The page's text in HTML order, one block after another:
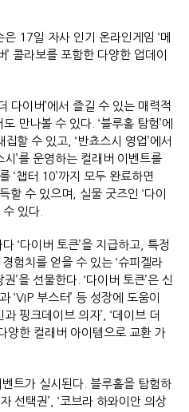
17일 자사 인기 온라인게임 ‘메
’ 콜라보를 포함한 다양한 업데이
다이버’에서 즐길 수 있는 매력적
만나볼 수 있다. ‘블루홀 탐험’에
할 수 있고, ‘반쵸스시 영업’에서
’를 운영하는 컬래버 이벤트를
‘챕터 10’까지 모두 완료하면
할 수 있으며, 실물 굿즈인 ‘다이
있다.
‘다이버 토큰’을 지급하고, 특정
험치를 얻을 수 있는 ‘슈피겔라
’을 선물한다. ‘다이버 토큰’은 신
‘VIP 부스터’ 등 성장에 도움이
핑크데이브 의자’, ‘데이브 더
양한 컬래버 아이템으로 교환 가
벤트가 실시된다. 블루홀을 탐험하
선택권’, ‘코브라 하와이안 의상